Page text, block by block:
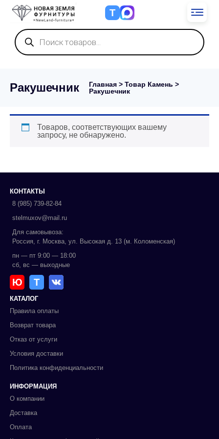
Т
Поиск
товаров
Главная > Товар Камень >
Ракушечник
Ракушечник
Товаров, соответствующих вашему
запросу, не обнаружено.
КОНТАКТЫ
8 (985) 739-82-84
stelmuxov@mail.ru
Для самовывоза:
Россия, г. Москва, ул. Высокая д. 13 (м. Коломенская)
пн — пт 9:00 — 18:00
сб, вс — выходные
Ю Т
КАТАЛОГ
Правила оплаты
Возврат товара
Отказ от услуги
Условия доставки
Политика конфиденциальности
ИНФОРМАЦИЯ
О компании
Доставка
Оплата